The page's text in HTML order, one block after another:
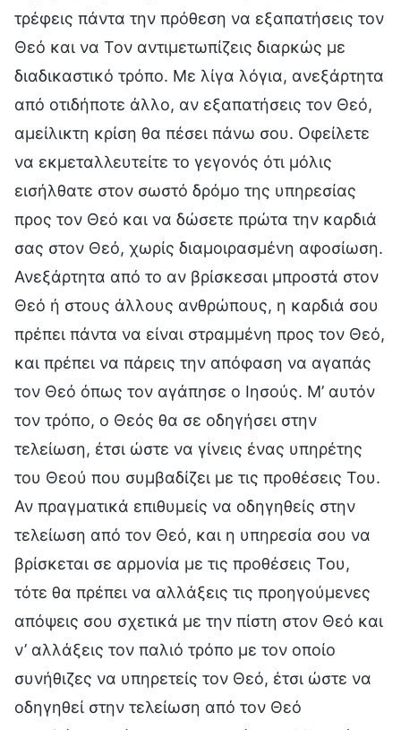
τρέφεις πάντα την πρόθεση να εξαπατήσεις τον
Θεό και να Τον αντιμετωπίζεις διαρκώς με
διαδικαστικό τρόπο. Με λίγα λόγια, ανεξάρτητα
από οτιδήποτε άλλο, αν εξαπατήσεις τον Θεό,
αμείλικτη κρίση θα πέσει πάνω σου. Οφείλετε
να εκμεταλλευτείτε το γεγονός ότι μόλις
εισήλθατε στον σωστό δρόμο της υπηρεσίας
προς τον Θεό και να δώσετε πρώτα την καρδιά
σας στον Θεό, χωρίς διαμοιρασμένη αφοσίωση.
Ανεξάρτητα από το αν βρίσκεσαι μπροστά στον
Θεό ή στους άλλους ανθρώπους, η καρδιά σου
πρέπει πάντα να είναι στραμμένη προς τον Θεό,
και πρέπει να πάρεις την απόφαση να αγαπάς
τον Θεό όπως τον αγάπησε ο Ιησούς. Μ’ αυτόν
τον τρόπο, ο Θεός θα σε οδηγήσει στην
τελείωση, έτσι ώστε να γίνεις ένας υπηρέτης
του Θεού που συμβαδίζει με τις προθέσεις Του.
Αν πραγματικά επιθυμείς να οδηγηθείς στην
τελείωση από τον Θεό, και η υπηρεσία σου να
βρίσκεται σε αρμονία με τις προθέσεις Του,
τότε θα πρέπει να αλλάξεις τις προηγούμενες
απόψεις σου σχετικά με την πίστη στον Θεό και
ν’ αλλάξεις τον παλιό τρόπο με τον οποίο
συνήθιζες να υπηρετείς τον Θεό, έτσι ώστε να
οδηγηθεί στην τελείωση από τον Θεό